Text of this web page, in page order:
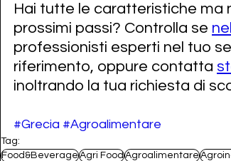
Hai tutte le caratteristiche ma
prossimi passi? Controlla se
professionisti esperti nel tuo
riferimento, oppure contatta
inoltrando la tua richiesta di
#Grecia #Agroalimentare
Tag:
Food&BeverageAgri FoodAgroalimentare